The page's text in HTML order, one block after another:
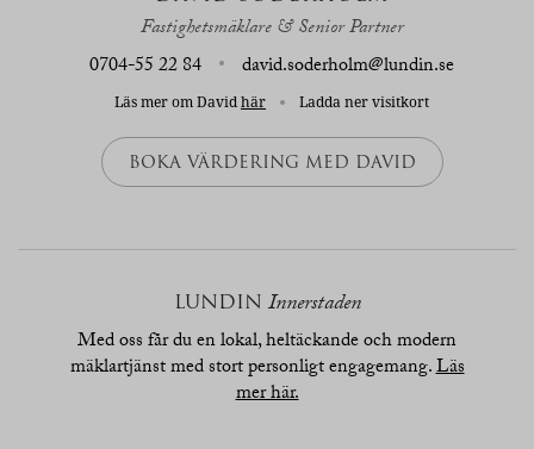
Fastighetsmäklare & Senior Partner
0704-55 22 84
david.soderholm@lundin.se
Läs mer om David här Ladda ner visitkort
BOKA VÄRDERING MED DAVID
LUNDIN Innerstaden
Med oss får du en lokal, heltäckande och modern
mäklartjänst med stort personligt engagemang.Läs
mer här.